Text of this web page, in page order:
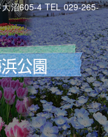
沼605-4 TEL 029-265-